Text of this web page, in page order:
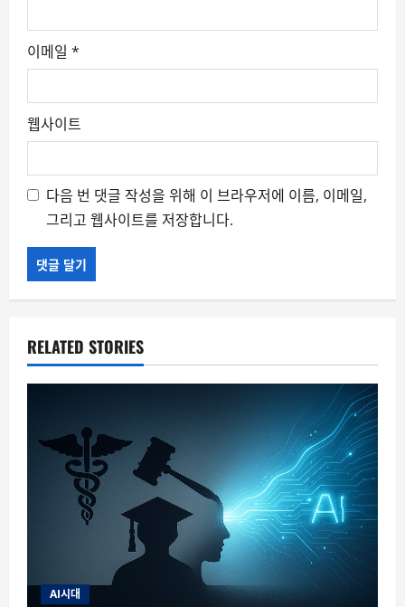
이메일 *
웹사이트
다음 번 댓글 작성을 위해 이 브라우저에 이름, 이메일,
그리고 웹사이트를 저장합니다.
RELATED STORIES
AI시대